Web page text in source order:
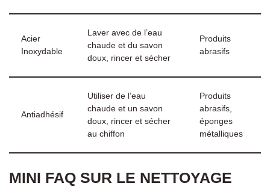
Acier
Inoxydable
Laver avec de l’eau
chaude et du savon
doux, rincer et sécher
Produits
abrasifs
Antiadhésif
Utiliser de l’eau
chaude et un savon
doux, rincer et sécher
au chiffon
Produits
abrasifs,
éponges
métalliques
MINI FAQ SUR LE NETTOYAGE